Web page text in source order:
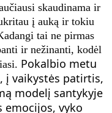
skaudinama ir
į auką ir tokiu
tai ne pirmas
ir nežinanti, kodėl
Pokalbio metu
į vaikystės patirtis,
modelį santykyje
emocijos, vyko